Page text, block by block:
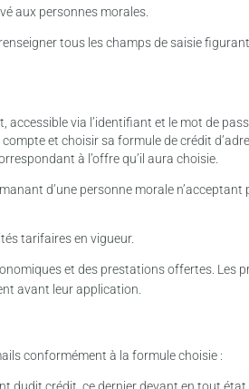
aux personnes morales.
tous les champs de saisie
via l’identifiant et le mot de
et choisir sa formule de crédit
à l’offre qu’il aura choisie.
d’une personne morale
tarifaires en vigueur.
et des prestations offertes. Les
avant leur application.
conformément à la formule choisie :